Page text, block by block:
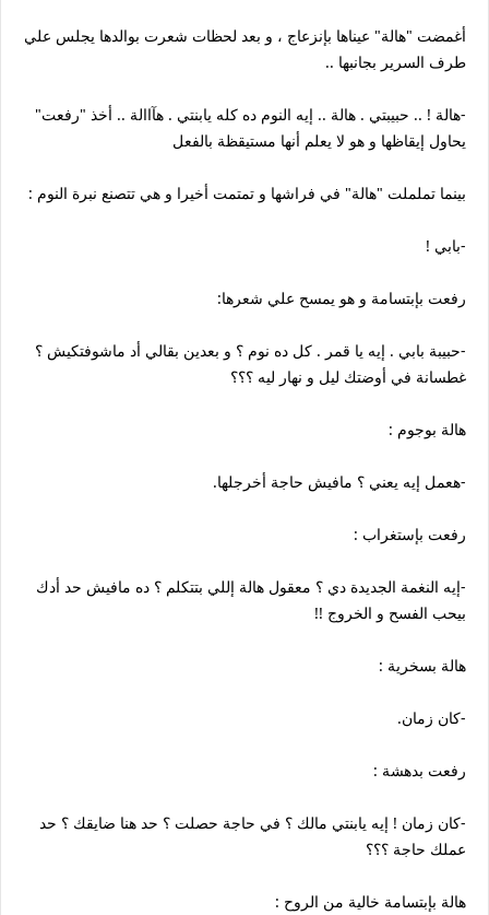
أغمضت "هالة" عيناها بإنزعاج ، و بعد لحظات شعرت بوالدها يجلس علي
طرف السرير بجانبها ..
-هالة ! .. حبيبتي . هالة .. إيه النوم ده كله يابنتي . هآاالة .. أخذ "رفعت"
يحاول إيقاظها و هو لا يعلم أنها مستيقظة بالفعل
بينما تململت "هالة" في فراشها و تمتمت أخيرا و هي تتصنع نبرة النوم :
-بابي !
رفعت بإبتسامة و هو يمسح علي شعرها:
-حبيبة بابي . إيه يا قمر . كل ده نوم ؟ و بعدين بقالي أد ماشوفتكيش ؟
غطسانة في أوضتك ليل و نهار ليه ؟؟؟
هالة بوجوم :
-هعمل إيه يعني ؟ مافيش حاجة أخرجلها.
رفعت بإستغراب :
-إيه النغمة الجديدة دي ؟ معقول هالة إللي بتتكلم ؟ ده مافيش حد أدك
بيحب الفسح و الخروج !!
هالة بسخرية :
-كان زمان.
رفعت بدهشة :
-كان زمان ! إيه يابنتي مالك ؟ في حاجة حصلت ؟ حد هنا ضايقك ؟ حد
عملك حاجة ؟؟؟
هالة بإبتسامة خالية من الروح :